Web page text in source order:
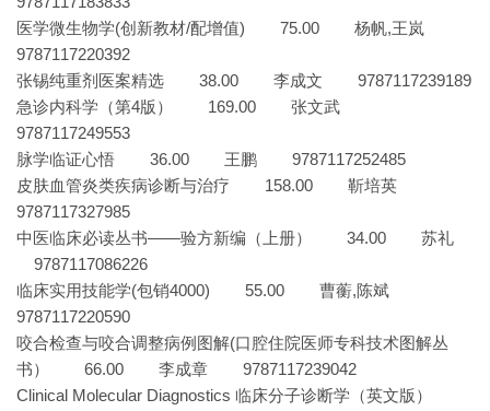
医学微生物学(创新教材/配增值) 75.00 杨帆,王岚
9787117220392
张锡纯重剂医案精选 38.00 李成文 9787117239189
急诊内科学（第4版） 169.00 张文武
9787117249553
脉学临证心悟 36.00 王鹏 9787117252485
皮肤血管炎类疾病诊断与治疗 158.00 靳培英
9787117327985
中医临床必读丛书——验方新编（上册） 34.00 苏礼
9787117086226
临床实用技能学(包销4000) 55.00 曹蘅,陈斌
9787117220590
咬合检查与咬合调整病例图解(口腔住院医师专科技术图解丛
书） 66.00 李成章 9787117239042
Clinical Molecular Diagnostics 临床分子诊断学（英文版）